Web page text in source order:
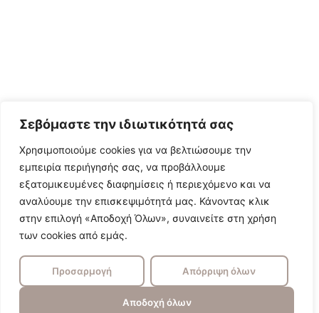
Σεβόμαστε την ιδιωτικότητά σας
Χρησιμοποιούμε cookies για να βελτιώσουμε την
εμπειρία περιήγησής σας, να προβάλλουμε
εξατομικευμένες διαφημίσεις ή περιεχόμενο και να
αναλύουμε την επισκεψιμότητά μας. Κάνοντας κλικ
στην επιλογή «Αποδοχή Όλων», συναινείτε στη χρήση
των cookies από εμάς.
Προσαρμογή Απόρριψη όλων
Αποδοχή όλων